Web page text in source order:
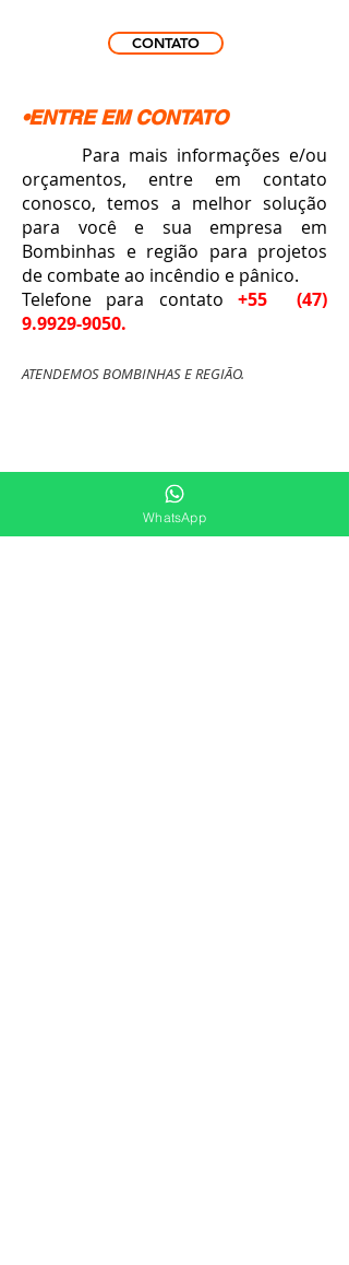
CONTATO
•ENTRE EM CONTATO
Para mais informações e/ou
orçamentos, entre em contato
conosco, temos a melhor solução
para você e sua empresa em
Bombinhas e região para projetos
de combate ao incêndio e pânico.
Telefone para contato+55(47)
9.9929-9050.
ATENDEMOS BOMBINHAS E REGIÃO.
WhatsApp